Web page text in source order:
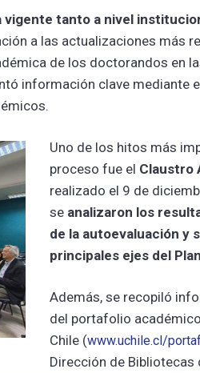
vigente tanto a nivel
a las actualizaciones más
de los doctorandos en
información clave mediante
Uno de los hitos más
proceso fue el Claustro
realizado el 9 de
se analizaron los
de la autoevaluación y
principales ejes del
Además, se recopiló
del portafolio
Chile (www.uchile.cl/
Dirección de Bibliotecas